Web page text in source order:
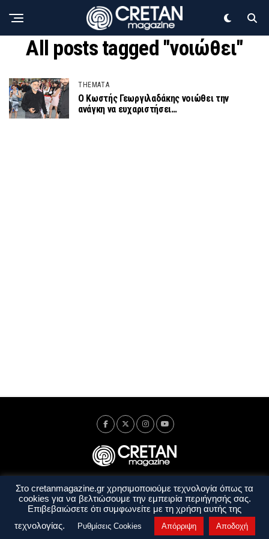
All posts tagged "νοιώθει"
THEMATA
Ο Κωστής Γεωργιλαδάκης νοιώθει την
ανάγκη να ευχαριστήσει…
Ταυτότητα Πολιτική Απορρήτου
Όροι Χρήσης
Όροι και Προϋποθέσεις
Στο cretanmagazine.gr χρησιμοποιούμε τεχνολογία όπως τα
cookies για να βελτιώσουμε την εμπειρία περιήγησής σας.
Επιβεβαιώσετε ότι συμφωνείτε με τη χρήση αυτής της
τεχνολογίας.
Ρυθμίσεις Cookies Απόρριψη Αποδοχή